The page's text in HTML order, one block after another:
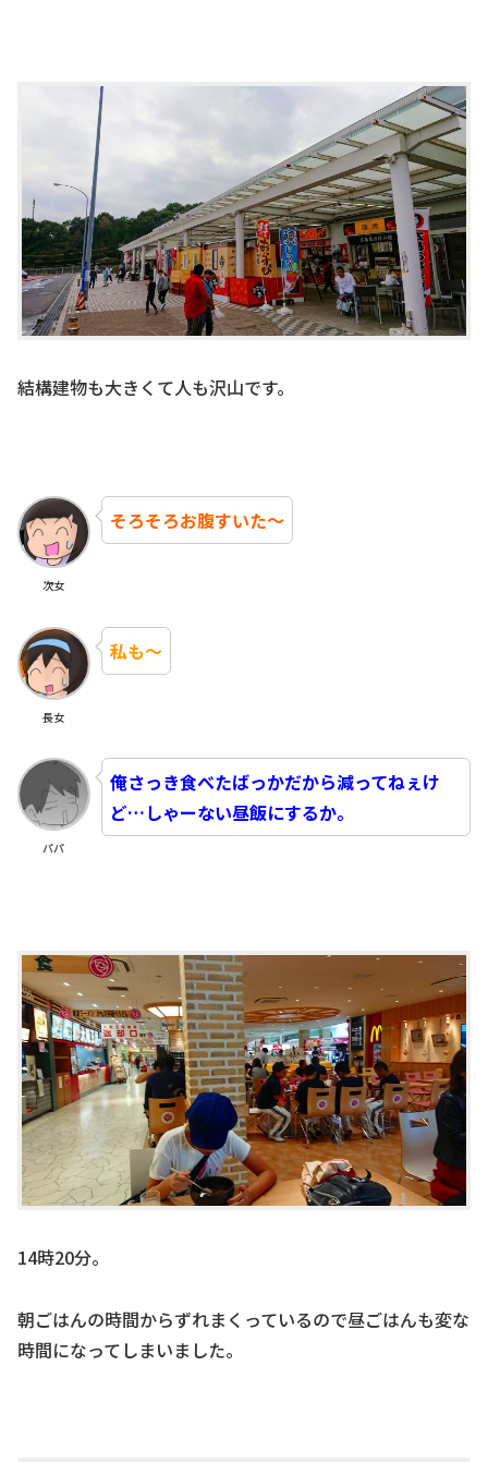
結構建物も大きくて人も沢山です。
次女
そろそろお腹すいた～
長女
私も～
パパ
俺さっき食べたばっかだから減ってねぇけ
ど…しゃーない昼飯にするか。
14時20分。
朝ごはんの時間からずれまくっているので昼ごはんも変な
時間になってしまいました。